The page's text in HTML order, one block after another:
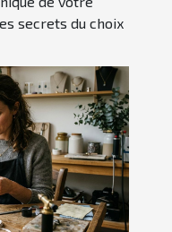
secrets du choix